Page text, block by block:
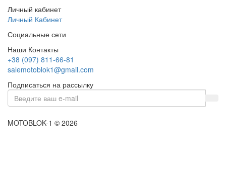
Личный кабинет
Личный Кабинет
Социальные сети
Наши Контакты
+38 (097) 811-66-81
salemotoblok1@gmail.com
Подписаться на рассылку
MOTOBLOK-1 © 2026